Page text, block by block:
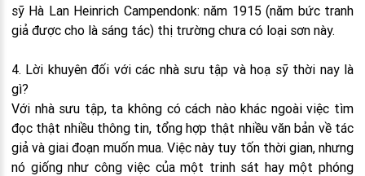
sỹ Hà Lan Heinrich Campendonk: năm 1915 (năm bức tranh
giả được cho là sáng tác) thị trường chưa có loại sơn này.
4. Lời khuyên đối với các nhà sưu tập và hoạ sỹ thời nay là
gì?
Với nhà sưu tập, ta không có cách nào khác ngoài việc tìm
đọc thật nhiều thông tin, tổng hợp thật nhiều văn bản về tác
giả và giai đoạn muốn mua. Việc này tuy tốn thời gian, nhưng
nó giống như công việc của một trinh sát hay một phóng